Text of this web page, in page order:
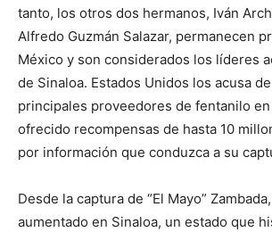
tanto, los otros dos hermanos, Iván
Alfredo Guzmán Salazar, permanecen
México y son considerados los líderes
de Sinaloa. Estados Unidos los acusa
principales proveedores de fentanilo
ofrecido recompensas de hasta 10
por información que conduzca a su
Desde la captura de “El Mayo”
aumentado en Sinaloa, un estado que